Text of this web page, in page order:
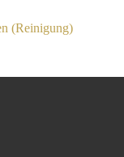
(Reinigung)